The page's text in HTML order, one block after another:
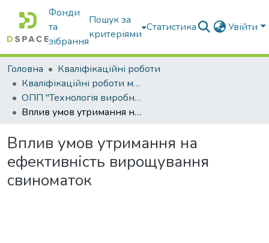
Фонди
та
зібрання
Пошук за
критеріями
Статистика Увійти
Головна
Кваліфікаційні роботи
Кваліфікаційні роботи магістрів
ОПП "Технологія виробництва і переробки продукції тваринництва"
Вплив умов утримання на ефективність вирощування свиноматок
Вплив умов утримання на
ефективність вирощування
свиноматок